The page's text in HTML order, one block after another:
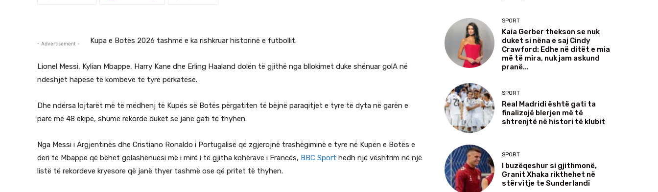
- Advertisement - Kupa e Botës 2026 tashmë e ka rishkruar historinë e futbollit.
Lionel Messi, Kylian Mbappe, Harry Kane dhe Erling Haaland dolën të gjithë nga bllokimet duke shënuar golA në
ndeshjet hapëse të kombeve të tyre përkatëse.
Dhe ndërsa lojtarët më të mëdhenj të Kupës së Botës përgatiten të bëjnë paraqitjet e tyre të dyta në garën e
parë me 48 ekipe, shumë rekorde duket se janë gati të thyhen.
Nga Messi i Argjentinës dhe Cristiano Ronaldo i Portugalisë që zgjerojnë trashëgiminë e tyre në Kupën e Botës e
deri te Mbappe që bëhet golashënuesi më i mirë i të gjitha kohërave i Francës, BBC Sport hedh një vështrim në një
listë të rekordeve kryesore që janë thyer tashmë ose që pritet të thyhen.
SPORT
Kaia Gerber thekson se nuk
duket si nëna e saj Cindy
Crawford: Edhe në ditët e mia
më të mira, nuk jam askund
pranë...
SPORT
Real Madridi është gati ta
finalizojë blerjen më të
shtrenjtë në histori të klubit
SPORT
I buzëqeshur si gjithmonë,
Granit Xhaka rikthehet në
stërvitje te Sunderlandi